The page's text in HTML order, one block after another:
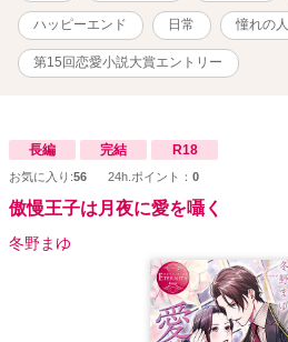
ハッピーエンド 日常 憧れの人
第15回恋愛小説大賞エントリー
長編 完結 R18
お気に入り:56 24h.ポイント： 0
傲慢王子は月夜に愛を囁く
冬野まゆ